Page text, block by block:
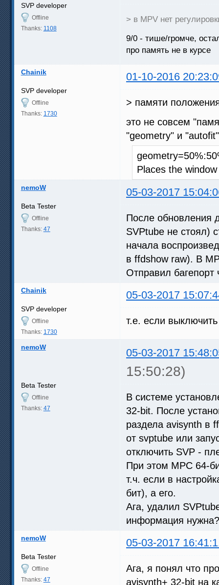
SVP developer
Offline
Thanks: 1108
> в MPV нет
9/0 - тише/громче,
про память не в курсе
Chainik 01-10-2016
SVP developer
Offline
Thanks: 1730
> памяти
это не совсем
"geometry" и "autofit"
Places the
nemoW 05-03-2017
Beta Tester
Offline
Thanks: 47
После обновления
SVPtube не стоял)
начала
в ffdshow raw). В
Отправил
Chainik 05-03-2017
SVP developer
Offline
Thanks: 1730
т.е. если
nemoW 05-03-2017
15:50:28)
Beta Tester
Offline
Thanks: 47
В системе
32-bit. После
раздела avisynth в
от svptube или
отключить SVP -
При этом MPC 64-
т.ч. если в
бит), а его.
Ага, удалил
информация нужна?
nemoW 05-03-2017
Beta Tester
Offline
Thanks: 47
Ага, я понял что
avisynth+ 32-bit на